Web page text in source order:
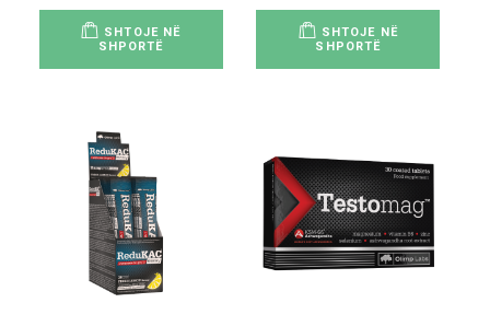
SHTOJE NË
SHPORTË
SHTOJE NË
SHPORTË